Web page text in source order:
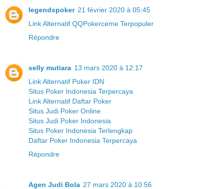
legendspoker 21 février 2020 à 05:45
Link Alternatif QQPokerceme Terpopuler
Répondre
selly mutiara 13 mars 2020 à 12:17
Link Alternatif Poker IDN
Situs Poker Indonesia Terpercaya
Link Alternatif Daftar Poker
Situs Judi Poker Online
Situs Judi Poker Indonesia
Situs Poker Indonesia Terlengkap
Daftar Poker Indonesia Terpercaya
Répondre
Agen Judi Bola 27 mars 2020 à 10:56